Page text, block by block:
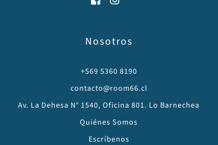
Nosotros
+569 5360 8190
contacto@room66.cl
Av. La Dehesa N° 1540, Oficina 801. Lo Barnechea
Quiénes Somos
Escríbenos